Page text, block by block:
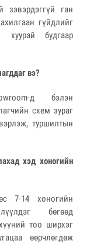
зэвэрдэггүй ган
гүйдлийг
хуурай будгаар
вэ?
д бэлэн
схем зураг
туршилтын
хэд хоногийн
7-14 хоногийн
бөгөөд
тоо ширхэг
өөрчлөгдөж